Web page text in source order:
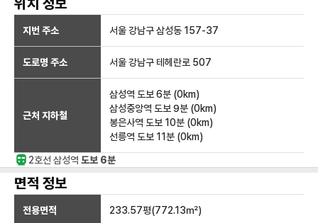
위치 정보
지번 주소 서울 강남구 삼성동 157-37
도로명 주소 서울 강남구 테헤란로 507
근처 지하철
삼성역 도보 6분 (0km)
삼성중앙역 도보 9분 (0km)
봉은사역 도보 10분 (0km)
선릉역 도보 11분 (0km)
2호선 삼성역 도보 6분
면적 정보
전용면적 233.57평(772.13㎡)